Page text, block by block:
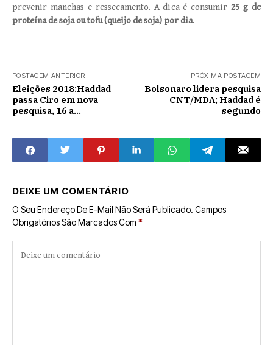
prevenir manchas e ressecamento. A dica é consumir25 g de
proteína de soja ou tofu (queijo de soja) por dia.
POSTAGEM ANTERIOR
Eleições 2018:Haddad
passa Ciro em nova
pesquisa, 16 a
PRÓXIMA POSTAGEM
Bolsonaro lidera pesquisa
CNT/MDA; Haddad é
segundo
DEIXE UM COMENTÁRIO
O Seu Endereço De E-Mail Não Será Publicado. Campos
Obrigatórios São Marcados Com *